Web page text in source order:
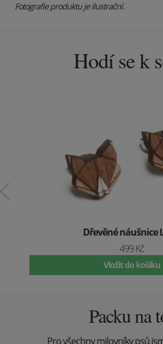
Fotografie produktu je ilustrační.
Hodí se k
Dřevěné náušnice
499 Kč
Vložit do košíku
Packu na
Pro všechny milovníky psů